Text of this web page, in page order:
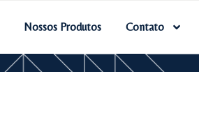
Nossos Produtos Contato